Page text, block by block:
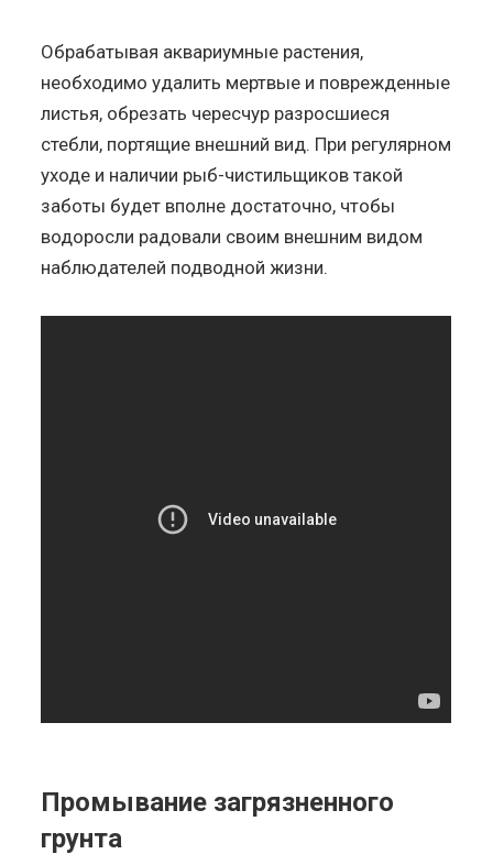
Обрабатывая аквариумные растения,
необходимо удалить мертвые и поврежденные
листья, обрезать чересчур разросшиеся
стебли, портящие внешний вид. При регулярном
уходе и наличии рыб-чистильщиков такой
заботы будет вполне достаточно, чтобы
водоросли радовали своим внешним видом
наблюдателей подводной жизни.
Промывание загрязненного
грунта